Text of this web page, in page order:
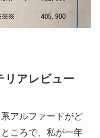
リアレビュー
アルファードがど
ころで、私が一年